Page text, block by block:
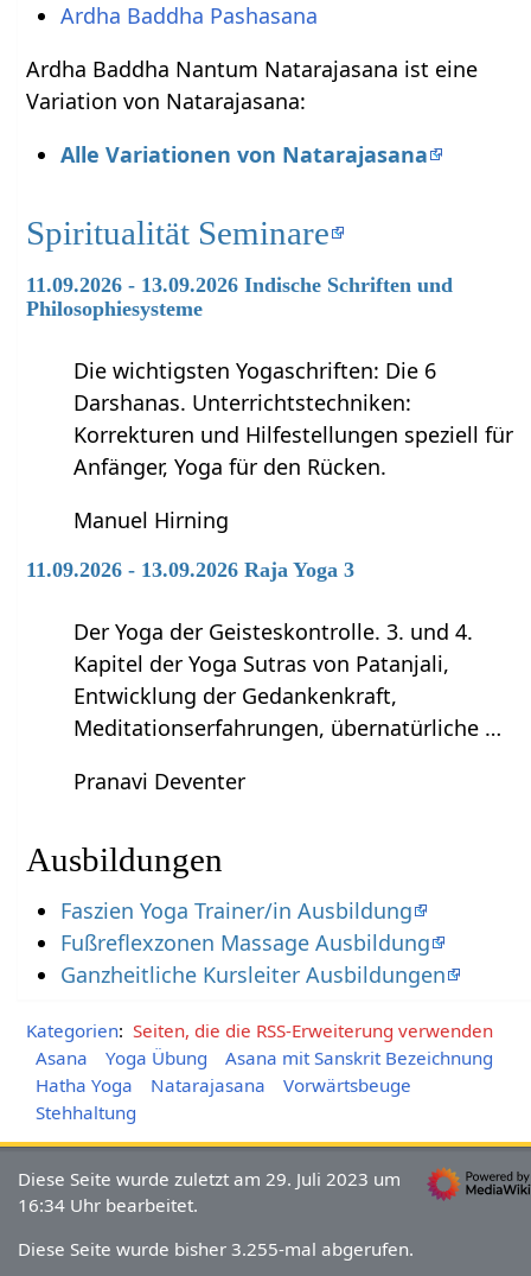
Ardha Baddha Pashasana
Ardha Baddha Nantum Natarajasana ist eine
Variation von Natarajasana:
Alle Variationen von Natarajasana
Spiritualität Seminare
11.09.2026 - 13.09.2026 Indische Schriften und
Philosophiesysteme
Die wichtigsten Yogaschriften: Die 6
Darshanas. Unterrichtstechniken:
Korrekturen und Hilfestellungen speziell für
Anfänger, Yoga für den Rücken.
Manuel Hirning
11.09.2026 - 13.09.2026 Raja Yoga 3
Der Yoga der Geisteskontrolle. 3. und 4.
Kapitel der Yoga Sutras von Patanjali,
Entwicklung der Gedankenkraft,
Meditationserfahrungen, übernatürliche …
Pranavi Deventer
Ausbildungen
Faszien Yoga Trainer/in Ausbildung
Fußreflexzonen Massage Ausbildung
Ganzheitliche Kursleiter Ausbildungen
Kategorien: Seiten, die die RSS-Erweiterung verwenden
Asana
Yoga Übung
Asana mit Sanskrit Bezeichnung
Hatha Yoga
Natarajasana
Vorwärtsbeuge
Stehhaltung
Diese Seite wurde zuletzt am 29. Juli 2023 um
16:34 Uhr bearbeitet.
Diese Seite wurde bisher 3.255-mal abgerufen.